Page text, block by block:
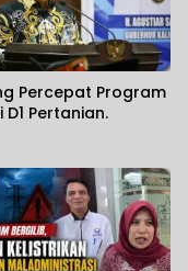
Percepat Program
D1 Pertanian.